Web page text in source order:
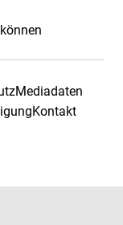
Mediadaten
Kontakt